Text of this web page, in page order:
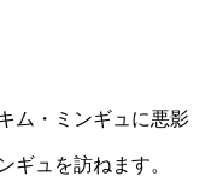
ム・ミンギュに悪影
ギュを訪ねます。